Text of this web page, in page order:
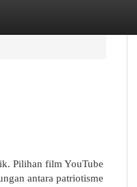
Pilihan film YouTube
antara patriotisme